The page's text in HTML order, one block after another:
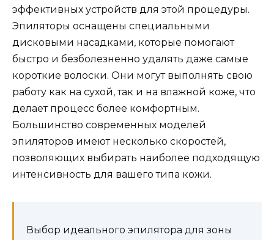
эффективных устройств для этой процедуры.
Эпиляторы оснащены специальными
дисковыми насадками, которые помогают
быстро и безболезненно удалять даже самые
короткие волоски. Они могут выполнять свою
работу как на сухой, так и на влажной коже, что
делает процесс более комфортным.
Большинство современных моделей
эпиляторов имеют несколько скоростей,
позволяющих выбирать наиболее подходящую
интенсивность для вашего типа кожи.
Выбор идеального эпилятора для зоны